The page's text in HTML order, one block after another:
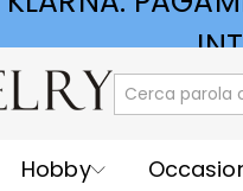
KLARNA:
Hobby